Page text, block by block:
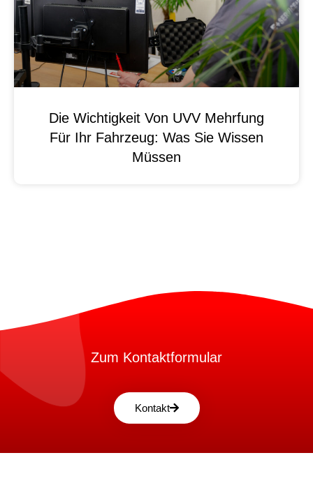
Die Wichtigkeit Von UVV Mehrfung
Für Ihr Fahrzeug: Was Sie Wissen
Müssen
Zum Kontaktformular
Kontakt